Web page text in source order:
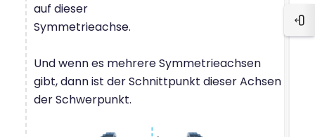
auf dieser
Symmetrieachse.
Und wenn es mehrere Symmetrieachsen
gibt, dann ist der Schnittpunkt dieser Achsen
der Schwerpunkt.